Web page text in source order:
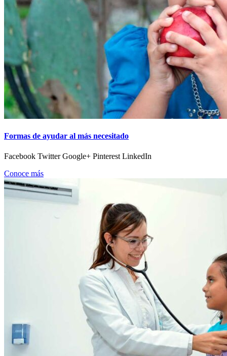
Formas de ayudar al más necesitado
Facebook Twitter Google+ Pinterest LinkedIn
Conoce más